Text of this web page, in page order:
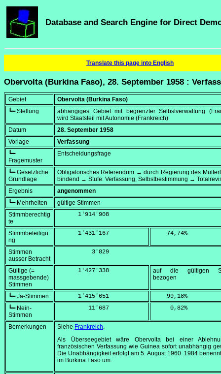
Database and Search Engine for Direct
Translate this page into English
Obervolta (Burkina Faso), 28. September 1958 :
Gebiet
Obervolta (Burkina Faso)
┗━ Stellung
abhängiges Gebiet mit begrenzter Selbstverwaltung
wird Staatsteil mit Autonomie (Frankreich)
Datum
28. September 1958
Vorlage
Verfassung
┗━
Fragemuster
Entscheidungsfrage
┗━ Gesetzliche
Grundlage
Obligatorisches Referendum → durch Regierung des
bindend → Stufe: Verfassung, Selbstbestimmung →
Ergebnis
angenommen
┗━ Mehrheiten
gültige Stimmen
Stimmberechtig
te
      1'914'908
Stimmbeteiligu
ng
      1'431'167
    74,74
%
Stimmen
ausser Betracht
          3'829
Gültige (=
massgebende)
Stimmen
      1'427'338
auf die gültigen
bezogen
┗━ Ja-Stimmen
      1'415'651
    99,18
%
┗━ Nein-
Stimmen
         11'687
     0,82
%
Bemerkungen Siehe Frankreich.
Als Überseegebiet wäre Obervolta bei einer
französischen Verfassung wie Guinea sofort unabhängig
Die Unabhängigkeit erfolgt am 5. August 1960. 1984
im Burkina Faso um.